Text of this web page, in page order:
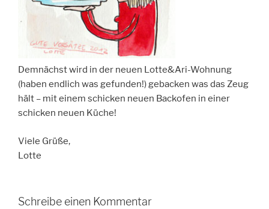
Demnächst wird in der neuen Lotte&Ari-Wohnung
(haben endlich was gefunden!) gebacken was das Zeug
hält – mit einem schicken neuen Backofen in einer
schicken neuen Küche!
Viele Grüße,
Lotte
Schreibe einen Kommentar